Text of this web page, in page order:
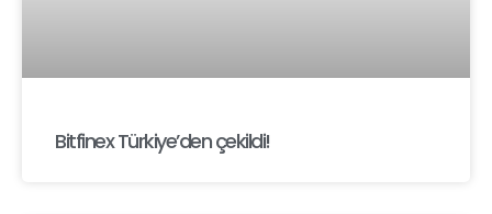
Bitfinex Türkiye’den çekildi!